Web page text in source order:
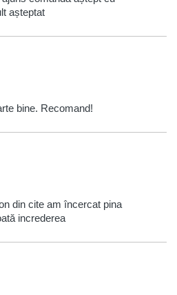
așteptat
bine. Recomand!
din cite am încercat pina
increderea